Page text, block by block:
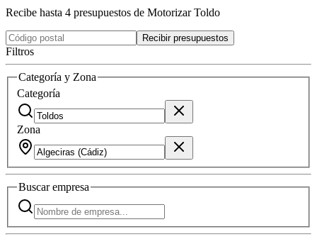
Recibe hasta 4 presupuestos de Motorizar Toldo
Recibir presupuestos
Filtros
Categoría y Zona
Categoría
Zona
Buscarempresa